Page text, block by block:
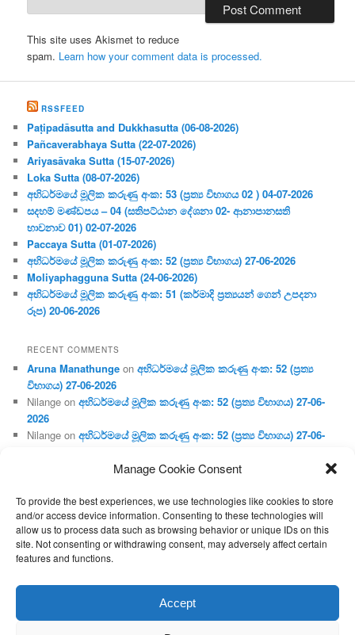
Manage Cookie Consent
To provide the best experiences, we use technologies like cookies to store
and/or access device information. Consenting to these technologies will
allow us to process data such as browsing behavior or unique IDs on this
site. Not consenting or withdrawing consent, may adversely affect certain
features and functions.
Accept
This site uses Akismet to reduce
spam. Learn how your comment data is processed.
RSSFEED
Paṭipadāsutta and Dukkhasutta (06-08-2026)
Pañcaverabhaya Sutta (22-07-2026)
Ariyasāvaka Sutta (15-07-2026)
Loka Sutta (08-07-2026)
අභිධර්මයේ මූලික කරුණු අංක: 53 (ප්‍ර‍ත්‍ය විභාගය 02 ) 04-07-2026
සදහම් මණ්ඩපය – 04 (සතිපට්ඨාන දේශනා 02- ආනාපානසති
භාවනාව 01) 02-07-2026
Paccaya Sutta (01-07-2026)
අභිධර්මයේ මූලික කරුණු අංක: 52 (ප්‍ර‍ත්‍ය විභාගය) 27-06-2026
Moliyaphagguna Sutta (24-06-2026)
අභිධර්මයේ මූලික කරුණු අංක: 51 (කර්මාදි ප්‍ර‍ත්‍යයන් ගෙන් උපදනා
රූප) 20-06-2026
RECENT COMMENTS
Aruna Manathunge onඅභිධර්මයේ මූලික කරුණු අංක: 52 (ප්‍ර‍ත්‍ය
විභාගය) 27-06-2026
Nilange onඅභිධර්මයේ මූලික කරුණු අංක: 52 (ප්‍ර‍ත්‍ය විභාගය) 27-06-
2026
Nilange onඅභිධර්මයේ මූලික කරුණු අංක: 52 (ප්‍ර‍ත්‍ය විභාගය) 27-06-
Aruna Manathungeonඅභිධර්මයේ මූලික කරුණු අංක: 46 (හෘදය,
Gunaratneonඅභිධර්මයේ මූලික කරුණු අංක: 46 (හෘදය, ජීවිත,
ආහාර රූප) 02-05-2026
Proudly powered by WordPress